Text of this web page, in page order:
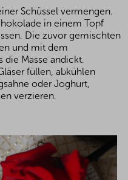
Schüssel vermengen.
in einem Topf
Die zuvor gemischten
und mit dem
die Masse andickt.
füllen, abkühlen
oder Joghurt,
verzieren.